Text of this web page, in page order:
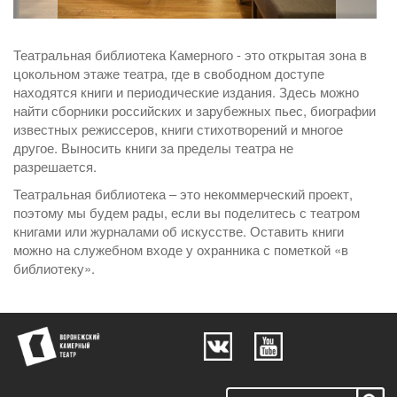
Театральная библиотека Камерного - это открытая зона в
цокольном этаже театра, где в свободном доступе
находятся книги и периодические издания. Здесь можно
найти сборники российских и зарубежных пьес, биографии
известных режиссеров, книги стихотворений и многое
другое. Выносить книги за пределы театра не
разрешается.
Театральная библиотека – это некоммерческий проект,
поэтому мы будем рады, если вы поделитесь с театром
книгами или журналами об искусстве. Оставить книги
можно на служебном входе у охранника с пометкой «в
библиотеку».